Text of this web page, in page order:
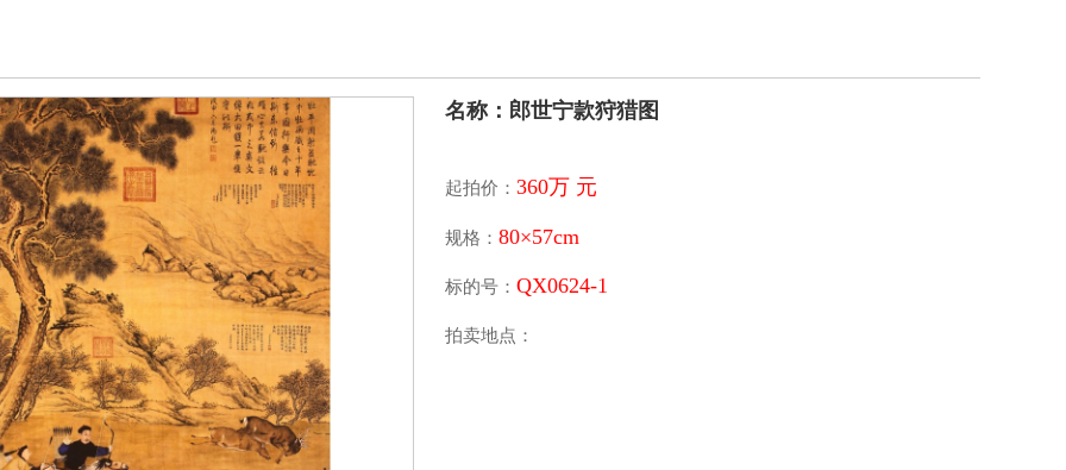
名称：郎世宁款狩猎图
起拍价： 360万 元
规格： 80×57cm
标的号： QX0624-1
拍卖地点：